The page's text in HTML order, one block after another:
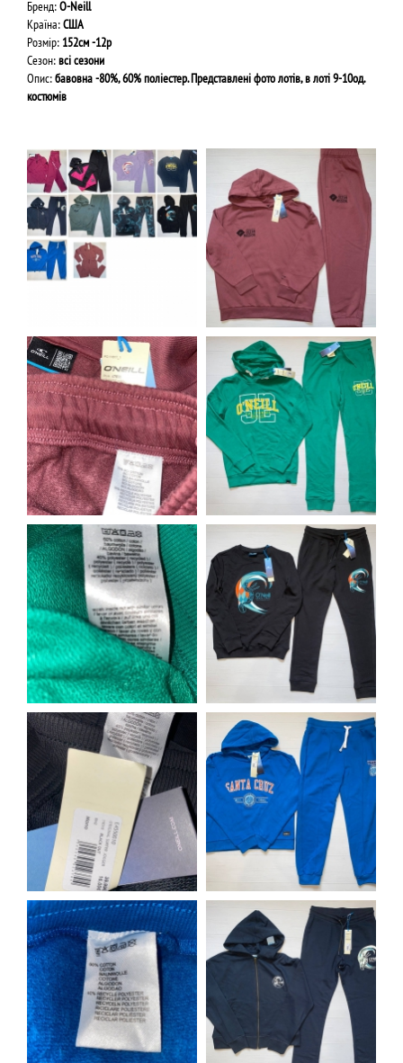
Бренд:O-Neill
Країна:США
Розмір: 152см -12р
Сезон:всі сезони
Опис:бавовна -80%, 60% поліестер. Представлені фото лотів, в лоті 9-10од.
костюмів